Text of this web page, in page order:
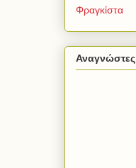
Φραγκίστα
Αναγνώστες